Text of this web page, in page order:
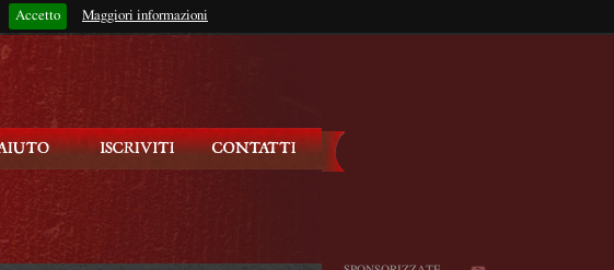
Accetto Maggiori informazioni
Rimani connesso?